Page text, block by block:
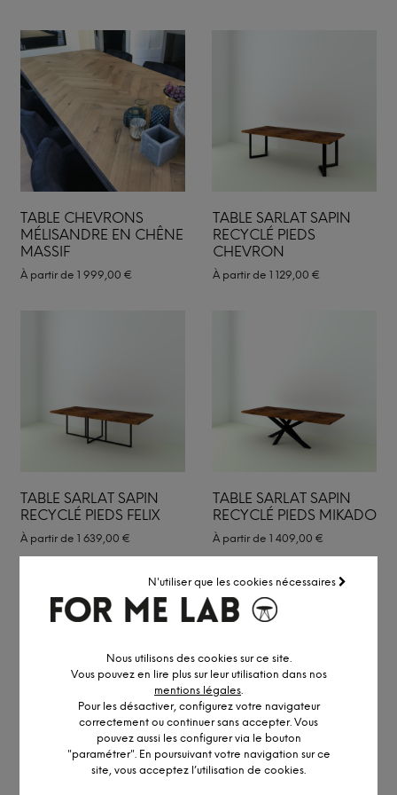
N'utiliser que les cookies nécessaires
Nous utilisons des cookies sur ce site.
Vous pouvez en lire plus sur leur utilisation dans nos
mentions légales.
Pour les désactiver, configurez votre navigateur
correctement ou continuer sans accepter. Vous
pouvez aussi les configurer via le bouton
"paramétrer". En poursuivant votre navigation sur ce
site, vous acceptez l’utilisation de cookies.
TABLE CHEVRONS
MÉLISANDRE EN CHÊNE
MASSIF
À partir de 1 999,00 €
TABLE SARLAT SAPIN
RECYCLÉ PIEDS
CHEVRON
À partir de 1 129,00 €
TABLE SARLAT SAPIN
RECYCLÉ PIEDS FELIX
À partir de 1 639,00 €
TABLE SARLAT SAPIN
RECYCLÉ PIEDS MIKADO
À partir de 1 409,00 €
TABLE SARLAT SAPIN
TABLE SARLAT SAPIN